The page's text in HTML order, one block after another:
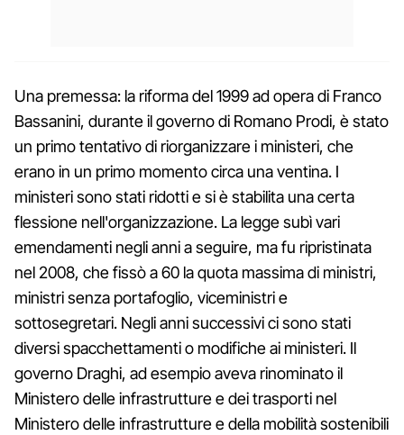
Una premessa: la riforma del 1999 ad opera di Franco
Bassanini, durante il governo di Romano Prodi, è stato
un primo tentativo di riorganizzare i ministeri, che
erano in un primo momento circa una ventina. I
ministeri sono stati ridotti e si è stabilita una certa
flessione nell'organizzazione. La legge subì vari
emendamenti negli anni a seguire, ma fu ripristinata
nel 2008, che fissò a 60 la quota massima di ministri,
ministri senza portafoglio, viceministri e
sottosegretari. Negli anni successivi ci sono stati
diversi spacchettamenti o modifiche ai ministeri. Il
governo Draghi, ad esempio aveva rinominato il
Ministero delle infrastrutture e dei trasporti nel
Ministero delle infrastrutture e della mobilità sostenibili